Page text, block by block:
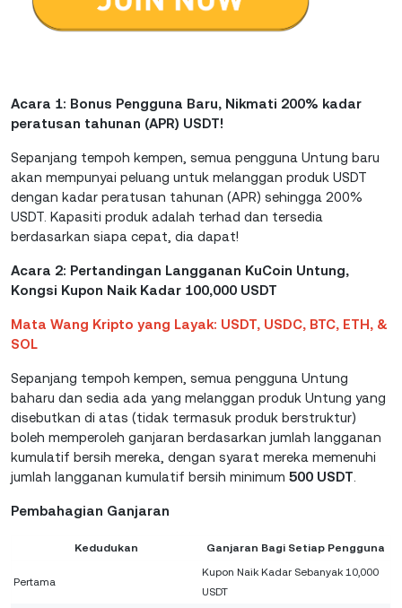
Acara 1: Bonus Pengguna Baru, Nikmati 200% kadar
peratusan tahunan (APR) USDT!
Sepanjang tempoh kempen, semua pengguna Untung baru
akan mempunyai peluang untuk melanggan produk USDT
dengan kadar peratusan tahunan (APR) sehingga 200%
USDT. Kapasiti produk adalah terhad dan tersedia
berdasarkan siapa cepat, dia dapat!
Acara 2: Pertandingan Langganan KuCoin Untung,
Kongsi Kupon Naik Kadar 100,000 USDT
Mata Wang Kripto yang Layak: USDT, USDC, BTC, ETH, &
SOL
Sepanjang tempoh kempen, semua pengguna Untung
baharu dan sedia ada yang melanggan produk Untung yang
disebutkan di atas (tidak termasuk produk berstruktur)
boleh memperoleh ganjaran berdasarkan jumlah langganan
kumulatif bersih mereka, dengan syarat mereka memenuhi
jumlah langganan kumulatif bersih minimum 500 USDT
Pembahagian Ganjaran
Kedudukan Ganjaran Bagi Setiap Pengguna
Pertama
Kupon Naik Kadar Sebanyak 10,000
USDT